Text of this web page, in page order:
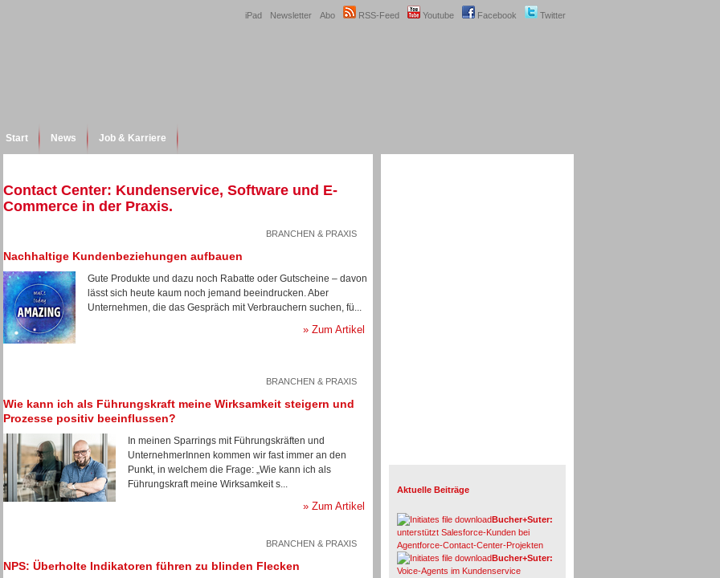
Twitter
Facebook
Youtube
RSS-Feed
Abo
Newsletter
iPad
Start News Job & Karriere
Contact Center: Kundenservice, Software und E-
Commerce in der Praxis.
BRANCHEN & PRAXIS
Nachhaltige Kundenbeziehungen aufbauen
Gute Produkte und dazu noch Rabatte oder Gutscheine – davon
lässt sich heute kaum noch jemand beeindrucken. Aber
Unternehmen, die das Gespräch mit Verbrauchern suchen, fü...
» Zum Artikel
BRANCHEN & PRAXIS
Wie kann ich als Führungskraft meine Wirksamkeit steigern und
Prozesse positiv beeinflussen?
In meinen Sparrings mit Führungskräften und
UnternehmerInnen kommen wir fast immer an den
Punkt, in welchem die Frage: „Wie kann ich als
Führungskraft meine Wirksamkeit s...
» Zum Artikel
BRANCHEN & PRAXIS
NPS: Überholte Indikatoren führen zu blinden Flecken
Aktuelle Beiträge
Bucher+Suter:
unterstützt Salesforce-Kunden bei
Agentforce-Contact-Center-Projekten
Bucher+Suter:
Voice-Agents im Kundenservice